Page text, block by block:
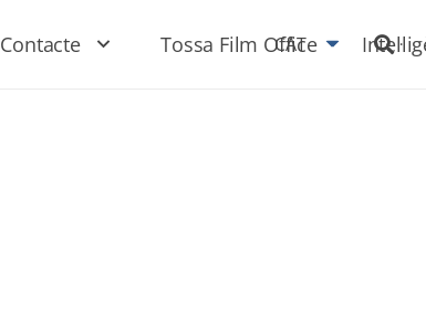
Contacte Tossa Film Office
CAT